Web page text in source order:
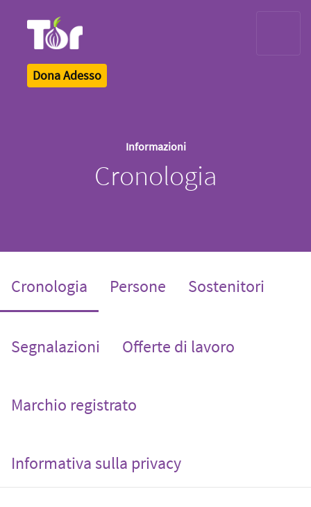
Dona Adesso
Informazioni
Cronologia
Cronologia (current)
Persone Sostenitori
Segnalazioni Offerte di lavoro
Marchio registrato
Informativa sulla privacy